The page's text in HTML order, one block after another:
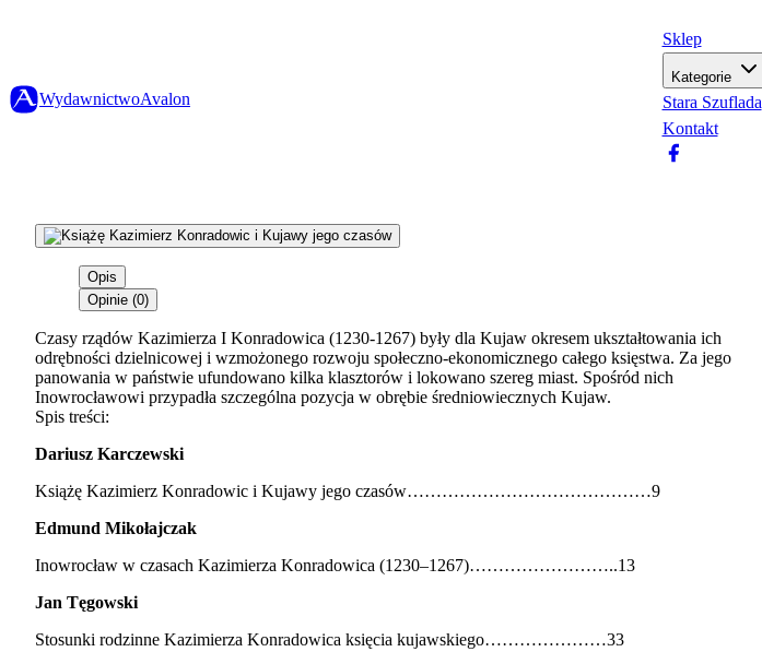
WydawnictwoAvalon
Sklep
Kategorie
Stara Szuflada
Kontakt
Opis
Opinie (0)
Czasy rządów Kazimierza I Konradowica (1230-1267) były dla Kujaw okresem ukształtowania ich
odrębności dzielnicowej i wzmożonego rozwoju społeczno-ekonomicznego całego księstwa. Za jego
panowania w państwie ufundowano kilka klasztorów i lokowano szereg miast. Spośród nich
Inowrocławowi przypadła szczególna pozycja w obrębie średniowiecznych Kujaw.
Spis treści:
Dariusz Karczewski
Książę Kazimierz Konradowic i Kujawy jego czasów……………………………………9
Edmund Mikołajczak
Inowrocław w czasach Kazimierza Konradowica (1230–1267)……………………..13
Jan Tęgowski
Stosunki rodzinne Kazimierza Konradowica księcia kujawskiego…………………33